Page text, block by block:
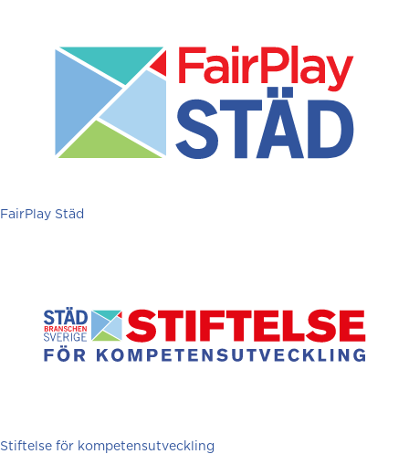
FairPlay Städ
Stiftelse för kompetensutveckling